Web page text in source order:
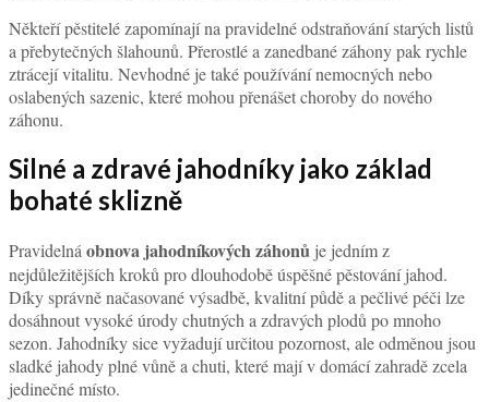
Někteří pěstitelé zapomínají na pravidelné odstraňování starých listů
a přebytečných šlahounů. Přerostlé a zanedbané záhony pak rychle
ztrácejí vitalitu. Nevhodné je také používání nemocných nebo
oslabených sazenic, které mohou přenášet choroby do nového
záhonu.
Silné a zdravé jahodníky jako základ
bohaté sklizně
Pravidelnáobnova jahodníkových záhonů je jedním z
nejdůležitějších kroků pro dlouhodobě úspěšné pěstování jahod.
Díky správně načasované výsadbě, kvalitní půdě a pečlivé péči lze
dosáhnout vysoké úrody chutných a zdravých plodů po mnoho
sezon. Jahodníky sice vyžadují určitou pozornost, ale odměnou jsou
sladké jahody plné vůně a chuti, které mají v domácí zahradě zcela
jedinečné místo.